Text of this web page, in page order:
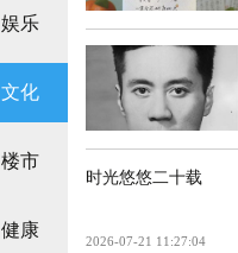
娱乐
文化
楼市
健康
时光悠悠二十载
2026-07-21 11:27:04